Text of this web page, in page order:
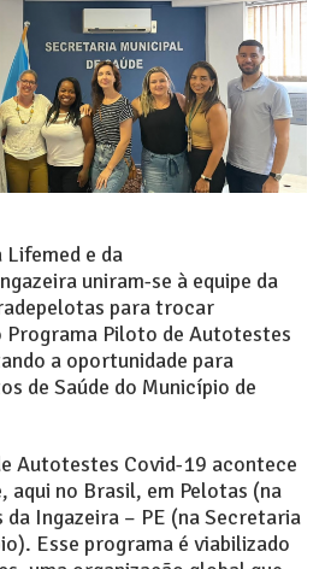
Lifemed e da
uniram-se à equipe da
para trocar
Programa Piloto de Autotestes
a oportunidade para
de Saúde do Município de
Autotestes Covid-19 acontece
aqui no Brasil, em Pelotas (na
da Ingazeira – PE (na Secretaria
Esse programa é viabilizado